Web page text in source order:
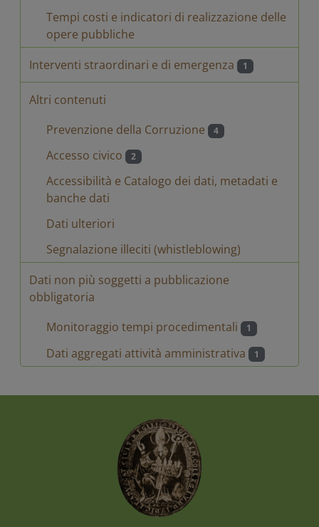
Tempi costi e indicatori di realizzazione delle
opere pubbliche
Interventi straordinari e di emergenza
1
Altri contenuti
Prevenzione della Corruzione
4
Accesso civico 2
Accessibilità e Catalogo dei dati, metadati e
banche dati
Dati ulteriori
Segnalazione illeciti (whistleblowing)
Dati non più soggetti a pubblicazione
obbligatoria
Monitoraggio tempi procedimentali
1
Dati aggregati attività amministrativa 1